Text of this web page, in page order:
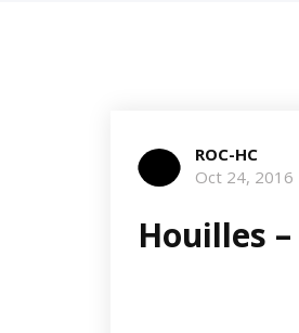
ROC-HC
Oct 24, 2016
Houilles